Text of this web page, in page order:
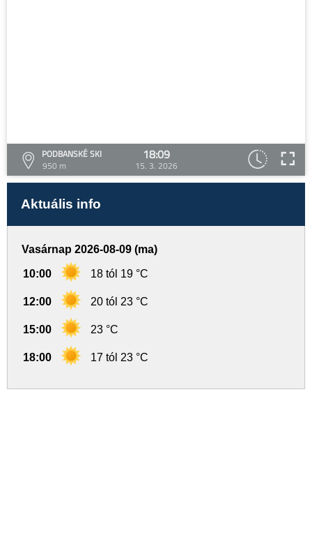
PODBANSKÉ SKI
950 m
18:09
15. 3. 2026
Aktuális info
Vasárnap 2026-08-09 (ma)
10:00 18 tól 19 °C
12:00 20 tól 23 °C
15:00 23 °C
18:00 17 tól 23 °C